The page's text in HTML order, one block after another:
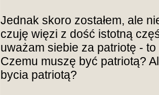
Jednak skoro zostałem, ale
czuję więzi z dość istotną
uważam siebie za patriotę -
Czemu muszę być patriotą?
bycia patriotą?